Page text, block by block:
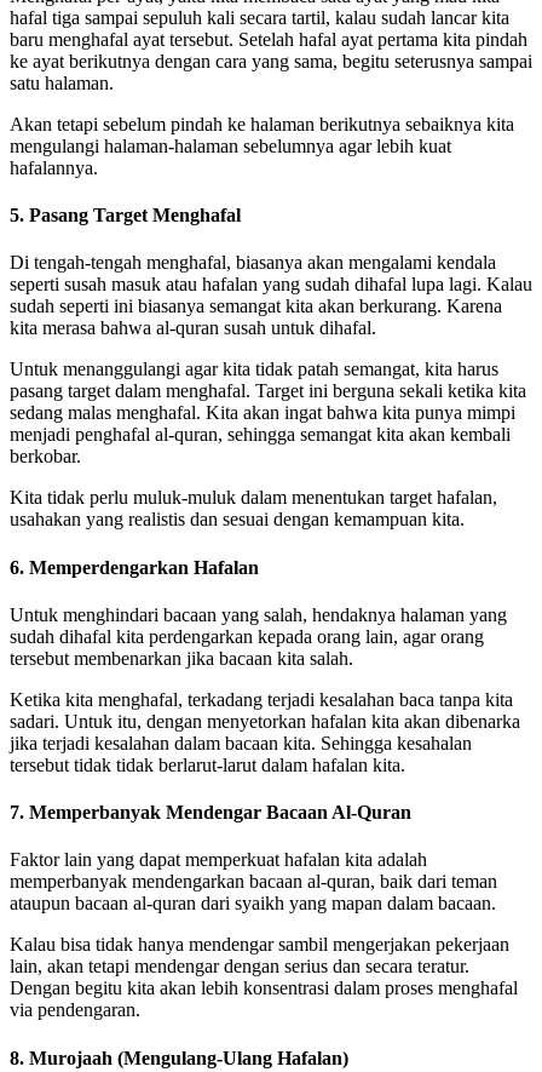
hafal tiga sampai sepuluh kali secara tartil, kalau sudah lancar kita
baru menghafal ayat tersebut. Setelah hafal ayat pertama kita pindah
ke ayat berikutnya dengan cara yang sama, begitu seterusnya sampai
satu halaman.
Akan tetapi sebelum pindah ke halaman berikutnya sebaiknya kita
mengulangi halaman-halaman sebelumnya agar lebih kuat
hafalannya.
5. Pasang Target Menghafal
Di tengah-tengah menghafal, biasanya akan mengalami kendala
seperti susah masuk atau hafalan yang sudah dihafal lupa lagi. Kalau
sudah seperti ini biasanya semangat kita akan berkurang. Karena
kita merasa bahwa al-quran susah untuk dihafal.
Untuk menanggulangi agar kita tidak patah semangat, kita harus
pasang target dalam menghafal. Target ini berguna sekali ketika kita
sedang malas menghafal. Kita akan ingat bahwa kita punya mimpi
menjadi penghafal al-quran, sehingga semangat kita akan kembali
berkobar.
Kita tidak perlu muluk-muluk dalam menentukan target hafalan,
usahakan yang realistis dan sesuai dengan kemampuan kita.
6. Memperdengarkan Hafalan
Untuk menghindari bacaan yang salah, hendaknya halaman yang
sudah dihafal kita perdengarkan kepada orang lain, agar orang
tersebut membenarkan jika bacaan kita salah.
Ketika kita menghafal, terkadang terjadi kesalahan baca tanpa kita
sadari. Untuk itu, dengan menyetorkan hafalan kita akan dibenarka
jika terjadi kesalahan dalam bacaan kita. Sehingga kesahalan
tersebut tidak tidak berlarut-larut dalam hafalan kita.
7. Memperbanyak Mendengar Bacaan Al-Quran
Faktor lain yang dapat memperkuat hafalan kita adalah
memperbanyak mendengarkan bacaan al-quran, baik dari teman
ataupun bacaan al-quran dari syaikh yang mapan dalam bacaan.
Kalau bisa tidak hanya mendengar sambil mengerjakan pekerjaan
lain, akan tetapi mendengar dengan serius dan secara teratur.
Dengan begitu kita akan lebih konsentrasi dalam proses menghafal
via pendengaran.
8. Murojaah (Mengulang-Ulang Hafalan)